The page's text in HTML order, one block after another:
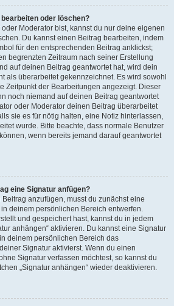
oder löschen?
Moderator bist, kannst du nur deine eigenen
Du kannst einen Beitrag bearbeiten, indem
für den entsprechenden Beitrag anklickst;
begrenzten Zeitraum nach seiner Erstellung
auf deinen Beitrag geantwortet hat, wird dein
als überarbeitet gekennzeichnet. Es wird sowohl
Zeitpunkt der Bearbeitungen angezeigt. Dieser
noch niemand auf deinen Beitrag geantwortet
oder Moderator deinen Beitrag überarbeitet
sie es für nötig halten, eine Notiz hinterlassen,
wurde. Bitte beachte, dass normale Benutzer
wenn bereits jemand darauf geantwortet
eine Signatur anfügen?
anzufügen, musst du zunächst eine
deinem persönlichen Bereich entwerfen.
und gespeichert hast, kannst du in jedem
anhängen“ aktivieren. Du kannst eine Signatur
deinem persönlichen Bereich das
Signatur aktivierst. Wenn du einen
Signatur verfassen möchtest, so kannst du
„Signatur anhängen“ wieder deaktivieren.